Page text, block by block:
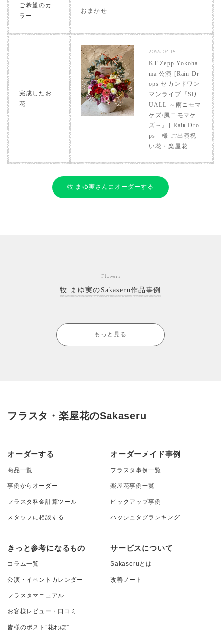
ご希望のカ
ラー
おまかせ
完成したお
花
2022.04.15
KT Zepp Yokoha
ma 公演 [Rain Dr
ops セカンドワン
マンライブ『SQ
UALL ～雨ニモマ
ケズ/風ニモマケ
ズ～』] Rain Dro
ps 様 ご出演祝
い花・楽屋花
牧 まゆ実さんにオーダーする
Flowers
牧 まゆ実のSakaseru作品事例
もっと見る
フラスタ・楽屋花のSakaseru
オーダーする
商品一覧
事例からオーダー
フラスタ料金計算ツール
スタッフに相談する
オーダーメイド事例
フラスタ事例一覧
楽屋花事例一覧
ピックアップ事例
ハッシュタグランキング
きっと参考になるもの
コラム一覧
公演・イベントカレンダー
フラスタマニュアル
お客様レビュー・口コミ
皆様のポスト”花れぽ”
サービスについて
Sakaseruとは
改善ノート